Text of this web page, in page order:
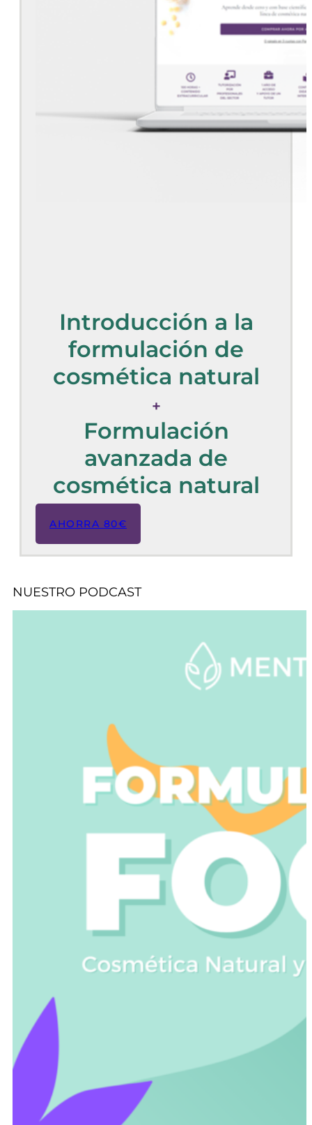
Introducción a la
formulación de
cosmética natural
+
Formulación
avanzada de
cosmética natural
AHORRA 80€
NUESTRO PODCAST